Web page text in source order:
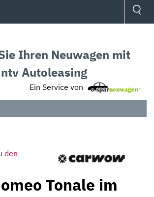
Ihren Neuwagen mit
ntv Autoleasing
Ein Service von
den
Tonale im